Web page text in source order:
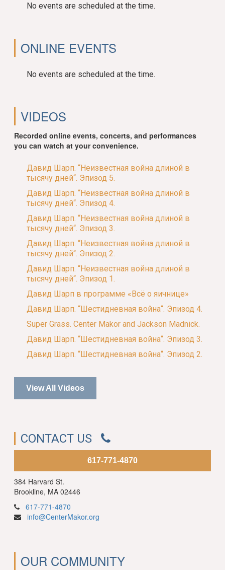
No events are scheduled at the time.
ONLINE EVENTS
No events are scheduled at the time.
VIDEOS
Recorded online events, concerts, and performances
you can watch at your convenience.
Давид Шарп. “Неизвестная война длиной в
тысячу дней“. Эпизод 5.
Давид Шарп. “Неизвестная война длиной в
тысячу дней“. Эпизод 4.
Давид Шарп. “Неизвестная война длиной в
тысячу дней“. Эпизод 3.
Давид Шарп. “Неизвестная война длиной в
тысячу дней“. Эпизод 2.
Давид Шарп. “Неизвестная война длиной в
тысячу дней“. Эпизод 1.
Давид Шарп в программе «Всё о яичнице»
Давид Шарп. “Шестидневная война“. Эпизод 4.
Super Grass. Center Makor and Jackson Madnick.
Давид Шарп. “Шестидневная война“. Эпизод 3.
Давид Шарп. “Шестидневная война“. Эпизод 2.
View All Videos
CONTACT US
617-771-4870
384 Harvard St.
Brookline, MA 02446
617-771-4870
info@CenterMakor.org
OUR COMMUNITY